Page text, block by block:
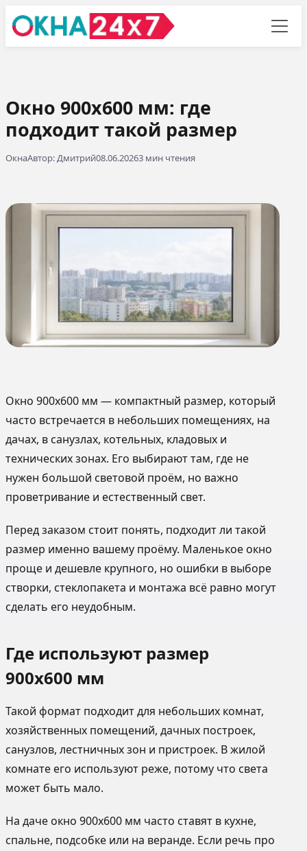
Окно 900х600 мм: где
подходит такой размер
ОкнаАвтор: Дмитрий08.06.20263 мин чтения
Окно 900х600 мм — компактный размер, который
часто встречается в небольших помещениях, на
дачах, в санузлах, котельных, кладовых и
технических зонах. Его выбирают там, где не
нужен большой световой проём, но важно
проветривание и естественный свет.
Перед заказом стоит понять, подходит ли такой
размер именно вашему проёму. Маленькое окно
проще и дешевле крупного, но ошибки в выборе
створки, стеклопакета и монтажа всё равно могут
сделать его неудобным.
Где используют размер
900х600 мм
Такой формат подходит для небольших комнат,
хозяйственных помещений, дачных построек,
санузлов, лестничных зон и пристроек. В жилой
комнате его используют реже, потому что света
может быть мало.
На даче окно 900х600 мм часто ставят в кухне,
спальне, подсобке или на веранде. Если речь про